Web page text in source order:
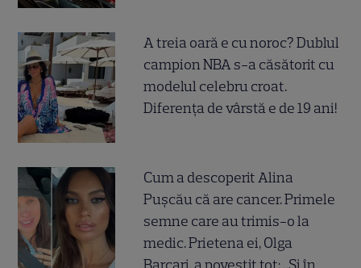
A treia oară e cu noroc? Dublul
campion NBA s-a căsătorit cu
modelul celebru croat.
Diferența de vârstă e de 19 ani!
Cum a descoperit Alina
Pușcău că are cancer. Primele
semne care au trimis-o la
medic. Prietena ei, Olga